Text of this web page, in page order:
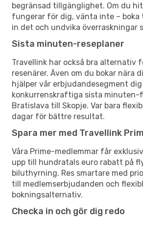
begränsad tillgänglighet. Om du
fungerar för dig, vänta inte –
in det och undvika överraskningar
Sista minuten-reseplaner
Travellink har också bra alternativ
resenärer. Även om du bokar nära
hjälper vår erbjudandesegment
konkurrenskraftiga sista minuten-
Bratislava till Skopje. Var bara
dagar för bättre resultat.
Spara mer med Travellink
Våra Prime-medlemmar får
upp till hundratals euro rabatt på
biluthyrning. Res smartare med
till medlemserbjudanden och
bokningsalternativ.
Checka in och gör dig redo